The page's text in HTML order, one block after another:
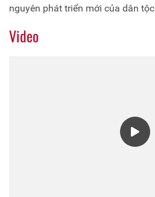
nguyên phát triển mới của dân tộc
Video